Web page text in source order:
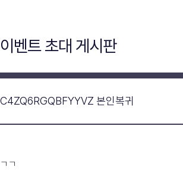
이벤트 초대 게시판
C4ZQ6RGQBFYYVZ 본인복귀
ㄱㄱ